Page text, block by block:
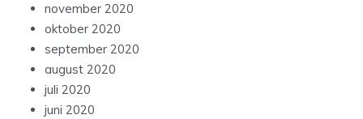
november 2020
oktober 2020
september 2020
august 2020
juli 2020
juni 2020